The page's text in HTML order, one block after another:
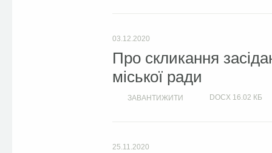
03.12.2020
Про скликання
міської ради
ЗАВАНТИЖИТИ DOCX 16.02 КБ
25.11.2020